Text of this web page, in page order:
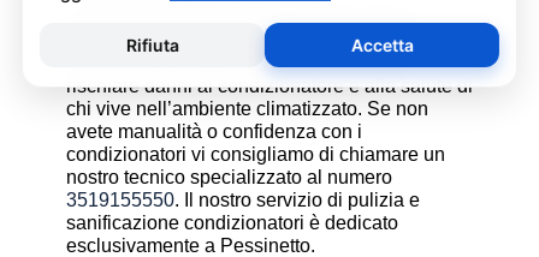
un’operazione che deve essere fatta con
attenzione e con i giusti prodotti per non
rischiare danni al condizionatore e alla salute di
chi vive nell’ambiente climatizzato. Se non
avete manualità o confidenza con i
condizionatori vi consigliamo di chiamare un
nostro tecnico specializzato al numero
3519155550. Il nostro servizio di pulizia e
sanificazione condizionatori è dedicato
esclusivamente a Pessinetto.